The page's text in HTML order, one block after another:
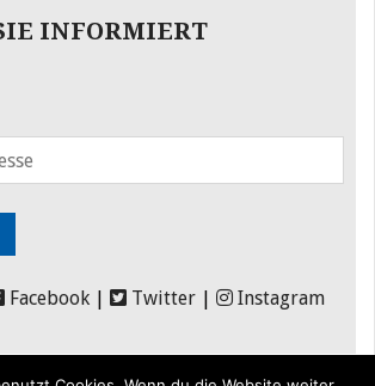
INFORMIERT
Facebook Twitter Instagram